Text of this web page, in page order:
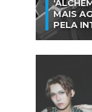
MAIS
PELA